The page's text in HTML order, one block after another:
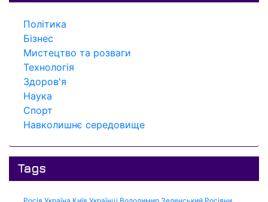
Політика
Бізнес
Мистецтво та розваги
Технологія
Здоров'я
Наука
Спорт
Навколишнє середовище
Tags